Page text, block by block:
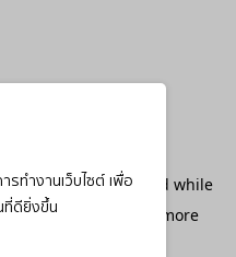
ทำงานเว็บไซต์ เพื่อ
ที่ดียิ่งขึ้น
has occurred while
browser console
for more